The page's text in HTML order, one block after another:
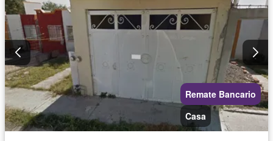
Remate Bancario
Casa